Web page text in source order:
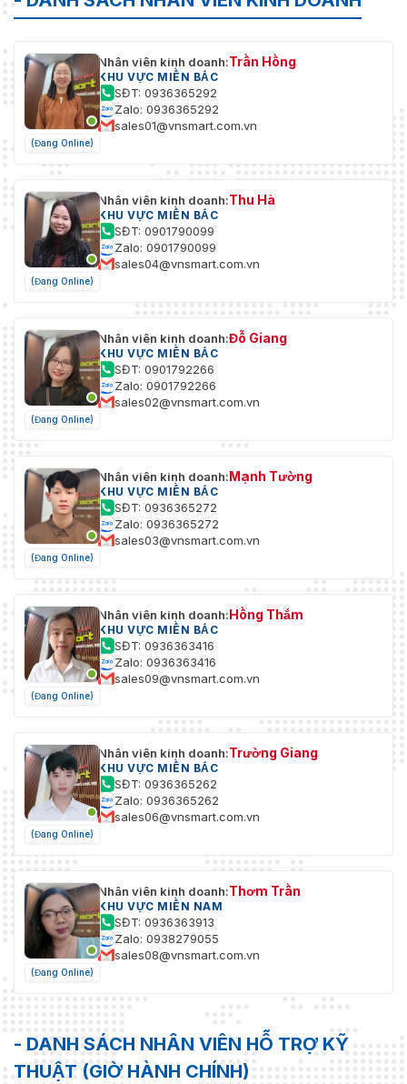
(Đang Online)
Nhân viên kinh doanh:Trần Hồng
KHU VỰC MIỀN BẮC
SĐT: 0936365292
Zalo: 0936365292
sales01@vnsmart.com.vn
(Đang Online)
Nhân viên kinh doanh:Thu Hà
KHU VỰC MIỀN BẮC
SĐT: 0901790099
Zalo: 0901790099
sales04@vnsmart.com.vn
(Đang Online)
Nhân viên kinh doanh:Đỗ Giang
KHU VỰC MIỀN BẮC
SĐT: 0901792266
Zalo: 0901792266
sales02@vnsmart.com.vn
(Đang Online)
Nhân viên kinh doanh:Mạnh Tường
KHU VỰC MIỀN BẮC
SĐT: 0936365272
Zalo: 0936365272
sales03@vnsmart.com.vn
(Đang Online)
Nhân viên kinh doanh:Hồng Thắm
KHU VỰC MIỀN BẮC
SĐT: 0936363416
Zalo: 0936363416
sales09@vnsmart.com.vn
(Đang Online)
Nhân viên kinh doanh:Trường Giang
KHU VỰC MIỀN BẮC
SĐT: 0936365262
Zalo: 0936365262
sales06@vnsmart.com.vn
(Đang Online)
Nhân viên kinh doanh:Thơm Trần
KHU VỰC MIỀN NAM
SĐT: 0936363913
Zalo: 0938279055
sales08@vnsmart.com.vn
- DANH SÁCH NHÂN VIÊN HỖ TRỢ KỸ
THUẬT (GIỜ HÀNH CHÍNH)